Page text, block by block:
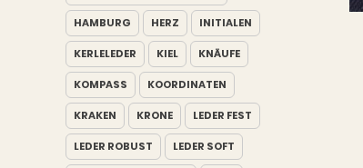
HAMBURG HERZ INITIALEN
KERLELEDER KIEL KNÄUFE
KOMPASS KOORDINATEN
KRAKEN KRONE LEDER FEST
LEDER ROBUST LEDER SOFT